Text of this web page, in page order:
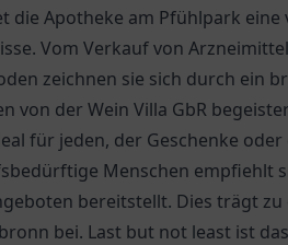
die Apotheke am Pfühlpark eine
Vom Verkauf von
zeichnen sie sich durch ein
von der Wein Villa GbR
für jeden, der Geschenke
Menschen empfiehlt
bereitstellt. Dies trägt
bei. Last but not least ist